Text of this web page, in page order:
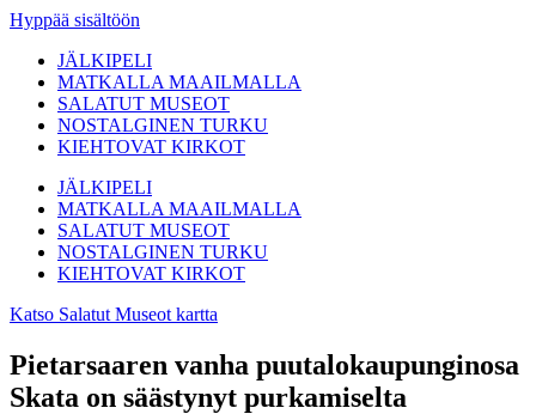
Hyppää sisältöön
JÄLKIPELI
MATKALLA MAAILMALLA
SALATUT MUSEOT
NOSTALGINEN TURKU
KIEHTOVAT KIRKOT
JÄLKIPELI
MATKALLA MAAILMALLA
SALATUT MUSEOT
NOSTALGINEN TURKU
KIEHTOVAT KIRKOT
Katso Salatut Museot kartta
Pietarsaaren vanha puutalokaupunginosa
Skata on säästynyt purkamiselta